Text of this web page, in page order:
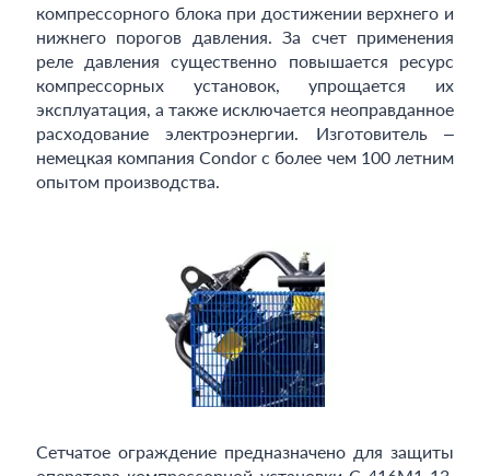
компрессорного блока при достижении верхнего и
нижнего порогов давления. За счет применения
реле давления существенно повышается ресурс
компрессорных установок, упрощается их
эксплуатация, а также исключается неоправданное
расходование электроэнергии. Изготовитель –
немецкая компания Condor с более чем 100 летним
опытом производства.
Сетчатое ограждение предназначено для защиты